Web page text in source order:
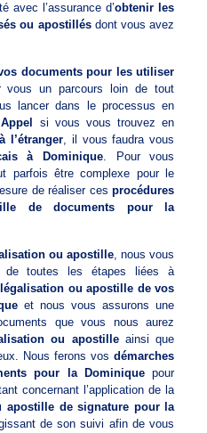
avec l’assurance d’obtenir les
ou apostillésdont vous avez
documents pour les utiliser
un parcours loin de tout
lancer dans le processus en
si vous vous trouvez en
l’étranger, il vous faudra vous
à Dominique. Pour vous
parfois être complexe pour le
de réaliser cesprocédures
de documents pour la
ou apostille, nous vous
de toutes les étapes liées à
légalisation ou apostille de vos
et nous vous assurons une
que vous nous aurez
ou apostilleainsi que
Nous ferons vosdémarches
pour la Dominiquepour
concernant l’application de la
apostille de signature pour la
de son suivi afin de vous